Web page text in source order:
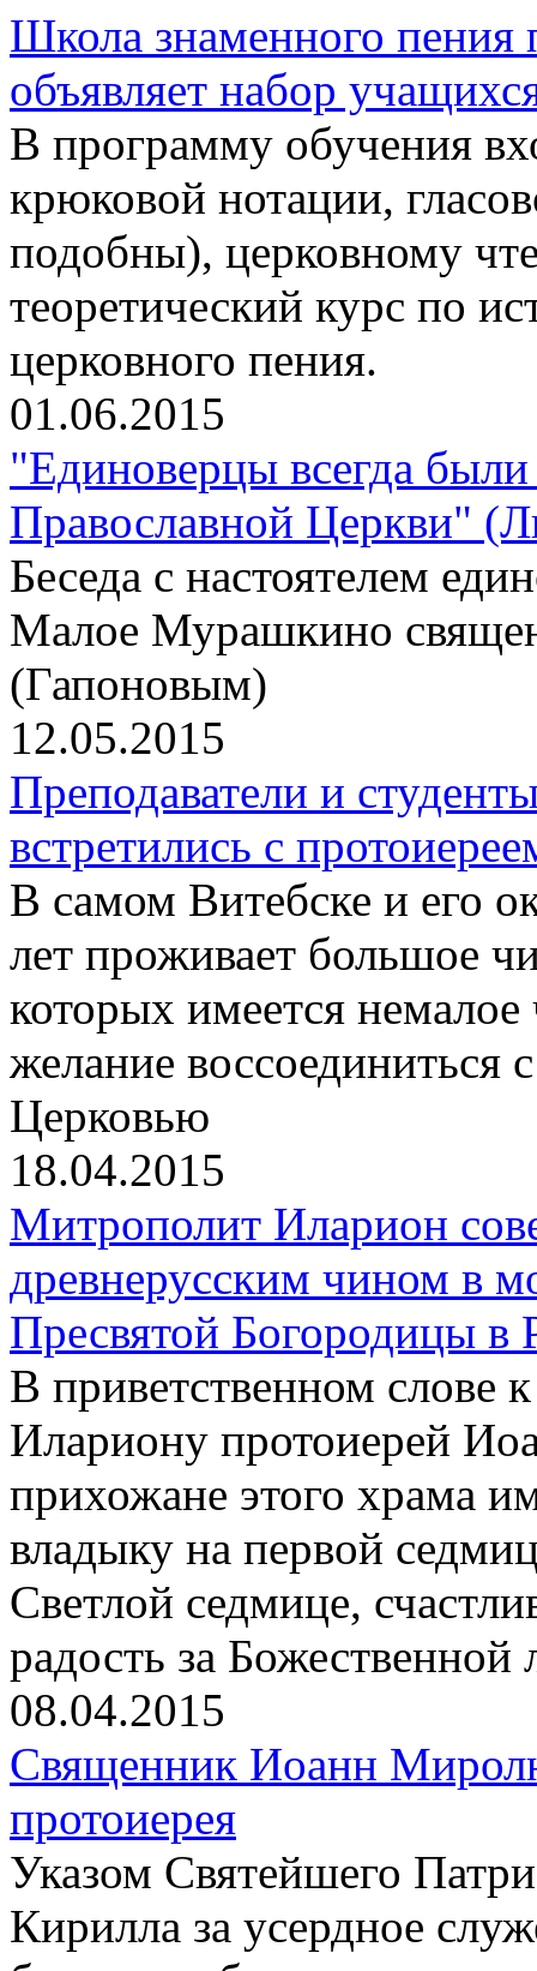
Школа знаменного
объявляет набор
В программу обучения
крюковой нотации,
подобны), церковному
теоретический курс по
церковного пения.
01.06.2015
"Единоверцы всегда
Православной Церкви"
Беседа с настоятелем
Малое Мурашкино
(Гапоновым)
12.05.2015
Преподаватели и
встретились с
В самом Витебске и его
лет проживает большое
которых имеется
желание воссоединиться
Церковью
18.04.2015
Митрополит Иларион
древнерусским чином в
Пресвятой Богородицы в
В приветственном слове
Илариону протоиерей
прихожане этого храма
владыку на первой
Светлой седмице,
радость за Божественной
08.04.2015
Священник Иоанн
протоиерея
Указом Святейшего
Кирилла за усердное